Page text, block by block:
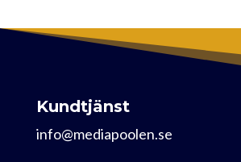
Kundtjänst
info@mediapoolen.se